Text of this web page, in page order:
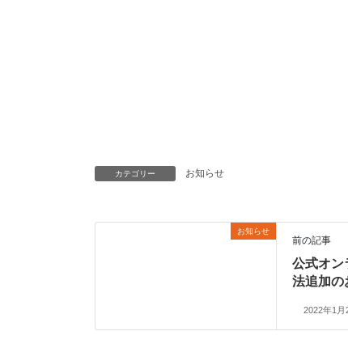
カテゴリー お知らせ
お知らせ
前の記事
公式オン
法追加の
2022年1月